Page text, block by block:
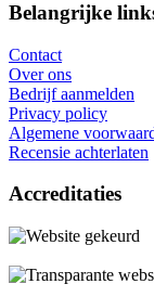
Belangrijke
Contact
Over ons
Bedrijf aanmelden
Privacy policy
Algemene
Recensie achterlaten
Accreditaties